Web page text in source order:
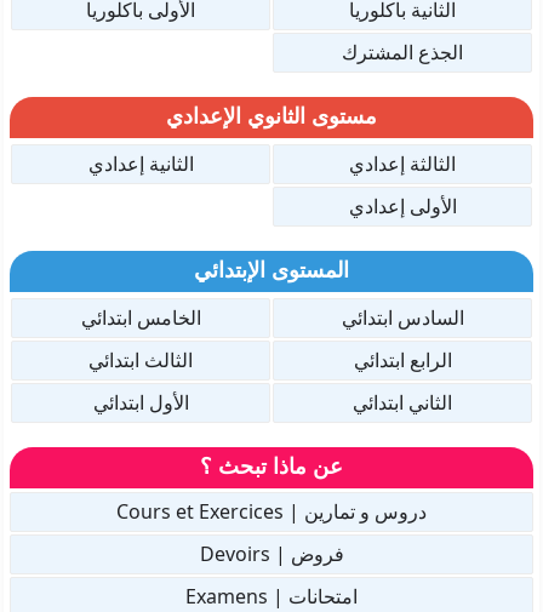
الثانية باكلوريا
الأولى باكلوريا
الجذع المشترك
مستوى الثانوي الإعدادي
الثالثة إعدادي
الثانية إعدادي
الأولى إعدادي
المستوى الإبتدائي
السادس ابتدائي
الخامس ابتدائي
الرابع ابتدائي
الثالث ابتدائي
الثاني ابتدائي
الأول ابتدائي
عن ماذا تبحث ؟
دروس و تمارين | Cours et Exercices
فروض | Devoirs
امتحانات | Examens